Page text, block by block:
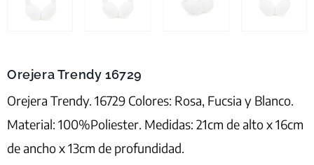
Orejera Trendy 16729
Orejera Trendy. 16729 Colores: Rosa, Fucsia y Blanco.
Material: 100%Poliester. Medidas: 21cm de alto x 16cm
de ancho x 13cm de profundidad.